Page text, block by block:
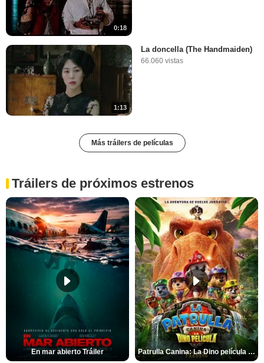
0:18
1:13
La doncella (The Handmaiden)
66.060 vistas
Más tráilers de películas
Tráilers de próximos estrenos
En mar abierto Tráiler Patrulla Canina: La Dino película Tráiler VO